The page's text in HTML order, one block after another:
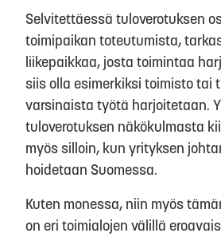
Selvitettäessä tuloverotuksen
toimipaikan toteutumista,
liikepaikkaa, josta toimintaa
siis olla esimerkiksi toimisto tai
varsinaista työtä harjoitetaan.
tuloverotuksen näkökulmasta
myös silloin, kun yrityksen
hoidetaan Suomessa.
Kuten monessa, niin myös
on eri toimialojen välillä